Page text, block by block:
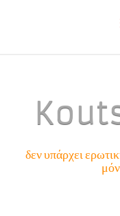
δεν υπάρχει